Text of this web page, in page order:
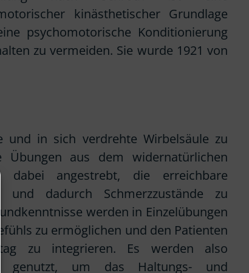
kinästhetischer Grundlage
psychomotorische Konditionierung
zu vermeiden. Sie wurde 1921 von
in sich verdrehte Wirbelsäule zu
aus dem widernatürlichen
dabei angestrebt, die erreichbare
und dadurch Schmerzzustände zu
werden in Einzelübungen
zu ermöglichen und den Patienten
zu integrieren. Es werden also
genutzt, um das Haltungs- und